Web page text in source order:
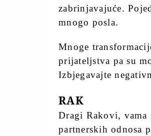
zabrinjavajuće.
mnogo posla.
Mnoge
prijateljstva pa su
Izbjegavajte
RAK
Dragi Rakovi, vama
partnerskih odnosa